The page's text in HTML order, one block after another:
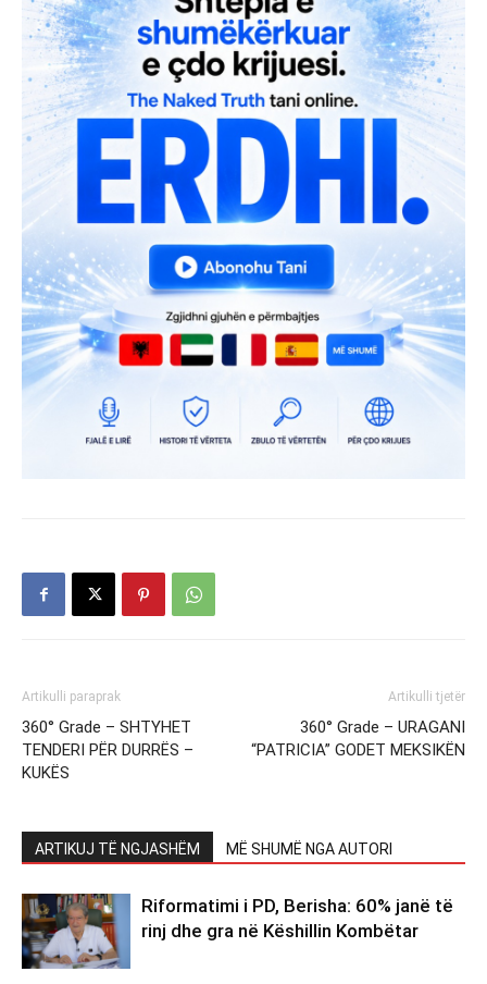
Artikulli paraprak
360° Grade – SHTYHET
TENDERI PËR DURRËS –
KUKËS
Artikulli tjetër
360° Grade – URAGANI
“PATRICIA” GODET MEKSIKËN
ARTIKUJ TË NGJASHËM MË SHUMË NGA AUTORI
Riformatimi i PD, Berisha: 60% janë të
rinj dhe gra në Këshillin Kombëtar